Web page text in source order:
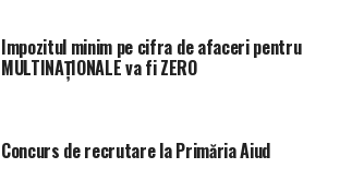
Impozitul minim pe cifra de afaceri pentru
MULTINAȚIONALE va fi ZERO
Concurs de recrutare la Primăria Aiud